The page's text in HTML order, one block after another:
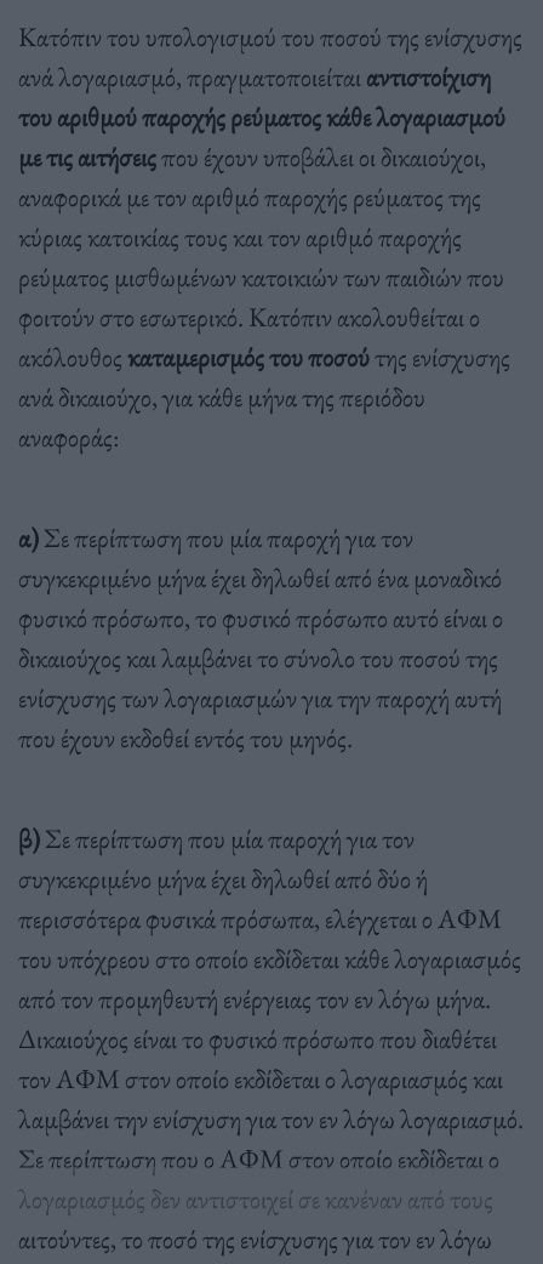
Κατόπιν του υπολογισμού του ποσού της ενίσχυσης
ανά λογαριασμό, πραγματοποιείταιαντιστοίχιση
του αριθμού παροχής ρεύματος κάθε λογαριασμού
με τις αιτήσειςπου έχουν υποβάλει οι δικαιούχοι,
αναφορικά με τον αριθμό παροχής ρεύματος της
κύριας κατοικίας τους και τον αριθμό παροχής
ρεύματος μισθωμένων κατοικιών των παιδιών που
φοιτούν στο εσωτερικό. Κατόπιν ακολουθείται ο
ακόλουθοςκαταμερισμός του ποσούτης ενίσχυσης
ανά δικαιούχο, για κάθε μήνα της περιόδου
αναφοράς:
α)Σε περίπτωση που μία παροχή για τον
συγκεκριμένο μήνα έχει δηλωθεί από ένα μοναδικό
φυσικό πρόσωπο, το φυσικό πρόσωπο αυτό είναι ο
δικαιούχος και λαμβάνει το σύνολο του ποσού της
ενίσχυσης των λογαριασμών για την παροχή αυτή
που έχουν εκδοθεί εντός του μηνός.
β)Σε περίπτωση που μία παροχή για τον
συγκεκριμένο μήνα έχει δηλωθεί από δύο ή
περισσότερα φυσικά πρόσωπα, ελέγχεται ο ΑΦΜ
του υπόχρεου στο οποίο εκδίδεται κάθε λογαριασμός
από τον προμηθευτή ενέργειας τον εν λόγω μήνα.
Δικαιούχος είναι το φυσικό πρόσωπο που διαθέτει
τον ΑΦΜ στον οποίο εκδίδεται ο λογαριασμός και
λαμβάνει την ενίσχυση για τον εν λόγω λογαριασμό.
Σε περίπτωση που ο ΑΦΜ στον οποίο εκδίδεται ο
λογαριασμός δεν αντιστοιχεί σε κανέναν από τους
αιτούντες, το ποσό της ενίσχυσης για τον εν λόγω